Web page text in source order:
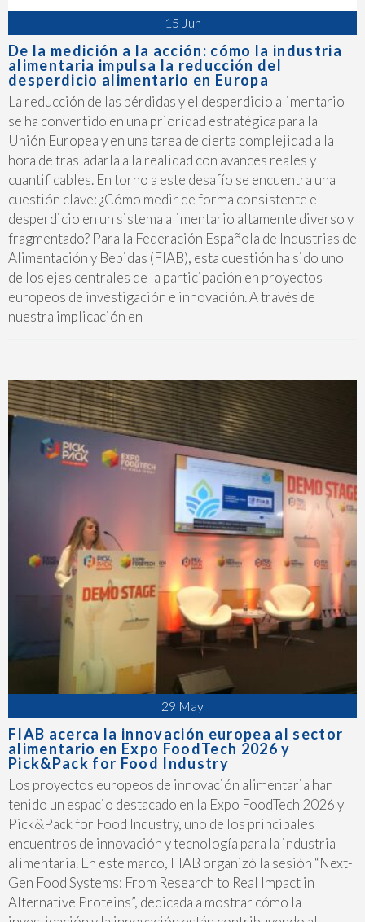
15 Jun
De la medición a la acción: cómo la industria
alimentaria impulsa la reducción del
desperdicio alimentario en Europa
La reducción de las pérdidas y el desperdicio alimentario
se ha convertido en una prioridad estratégica para la
Unión Europea y en una tarea de cierta complejidad a la
hora de trasladarla a la realidad con avances reales y
cuantificables. En torno a este desafío se encuentra una
cuestión clave: ¿Cómo medir de forma consistente el
desperdicio en un sistema alimentario altamente diverso y
fragmentado? Para la Federación Española de Industrias de
Alimentación y Bebidas (FIAB), esta cuestión ha sido uno
de los ejes centrales de la participación en proyectos
europeos de investigación e innovación. A través de
nuestra implicación en
29 May
FIAB acerca la innovación europea al sector
alimentario en Expo FoodTech 2026 y
Pick&Pack for Food Industry
Los proyectos europeos de innovación alimentaria han
tenido un espacio destacado en la Expo FoodTech 2026 y
Pick&Pack for Food Industry, uno de los principales
encuentros de innovación y tecnología para la industria
alimentaria. En este marco, FIAB organizó la sesión “Next-
Gen Food Systems: From Research to Real Impact in
Alternative Proteins”, dedicada a mostrar cómo la